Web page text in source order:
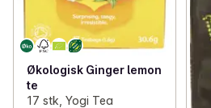
Økologisk Ginger lemon
te
17 stk, Yogi Tea